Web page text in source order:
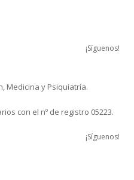
¡Síguenos!
Medicina y Psiquiatría.
con el nº de registro 05223.
¡Síguenos!